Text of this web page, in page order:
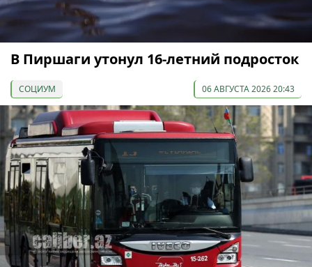
В Пиршаги утонул 16-летний подросток
СОЦИУМ 06 АВГУСТА 2026 20:43